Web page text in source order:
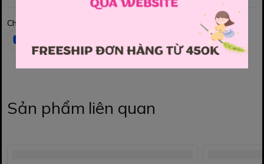
Chia sẻ
Sản phẩm liên quan